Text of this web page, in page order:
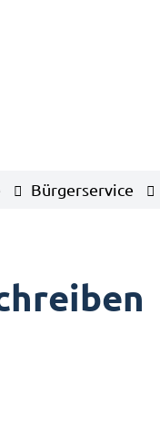
Bürgerservice